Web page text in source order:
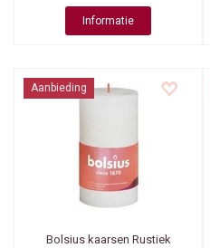
Informatie
Aanbieding
Bolsius kaarsen Rustiek